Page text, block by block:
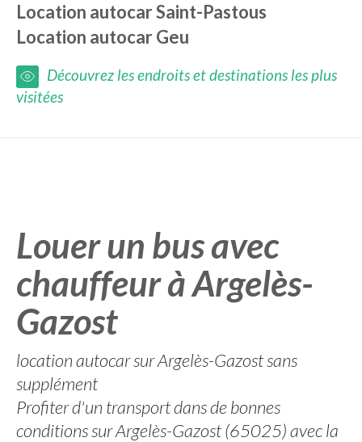
Location autocarSaint-Pastous
Location autocarGeu
Découvrez les endroits et destinations les plus
visitées
Louer un bus avec
chauffeur à Argelès-
Gazost
location autocar sur Argelès-Gazost sans
supplément
Profiter d'un transport dans de bonnes
conditions sur Argelès-Gazost (65025) avec la